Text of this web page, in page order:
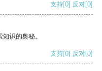
支持[0] 反对[0]
识的奥秘。
支持[0] 反对[0]